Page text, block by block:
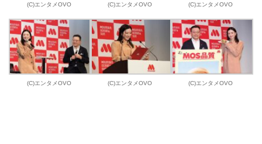
(C)エンタメOVO (C)エンタメOVO (C)エンタメOVO
(C)エンタメOVO (C)エンタメOVO (C)エンタメOVO